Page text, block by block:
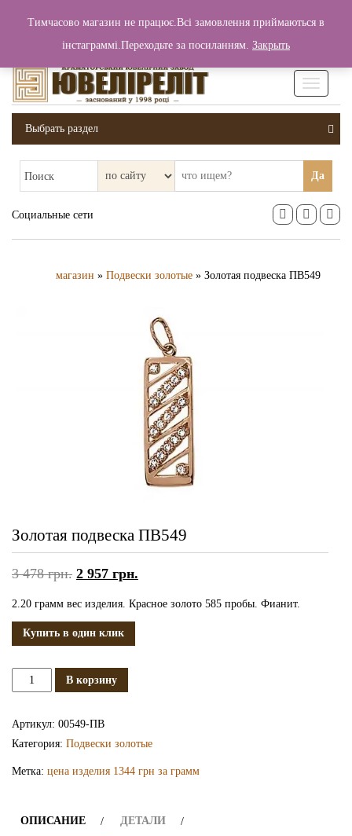
Вход / Регистрация 0 грн.
Выбрать раздел
Поиск Да
Социальные сети
магазин » Подвески золотые » Золотая подвеска ПВ549
Золотая подвеска ПВ549
3 478грн. 2 957 грн.
2.20 грамм вес изделия. Красное золото 585 пробы. Фианит.
Купить в один клик
КоличествоВ корзину
Артикул: 00549-ПВ
Категория: Подвески золотые
Метка: цена изделия 1344 грн за грамм
ОПИСАНИЕ ДЕТАЛИ
Тимчасово магазин не працює.Всі замовлення приймаються в
інстаграммі.Переходьте за посиланням. Закрыть